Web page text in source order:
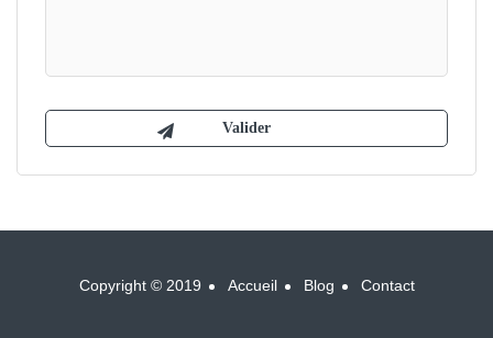
Copyright © 2019 Accueil Blog Contact